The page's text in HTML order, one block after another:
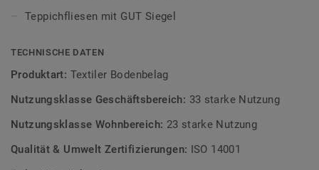
Teppichfliesen mit GUT Siegel
TECHNISCHE DATEN
Produktart: Textiler Bodenbelag
Nutzungsklasse Geschäftsbereich: 33 starke Nutzung
Nutzungsklasse Wohnbereich: 23 starke Nutzung
Qualität & Umwelt Zertifizierungen: ISO 14001